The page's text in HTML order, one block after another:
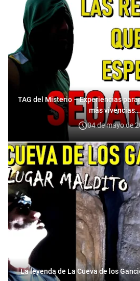
TAG del Misterio – Experiencias
más vivencias…
04 de mayo de
La leyenda de La Cueva de los